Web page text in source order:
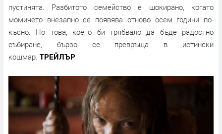
пустинята. Разбитото семейство е шокирано, когато
момичето внезапно се появява отново осем години по-
късно. Но това, което би трябвало да бъде радостно
събиране, бързо се превръща в истински
кошмар. ТРЕЙЛЪР